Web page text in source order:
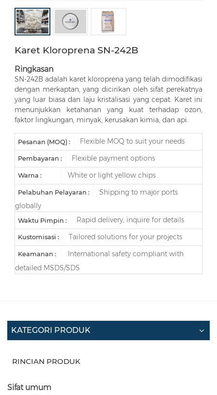
Karet Kloroprena SN-242B
Ringkasan
SN-242B adalah karet kloroprena yang telah dimodifikasi
dengan merkaptan, yang dicirikan oleh sifat perekatnya
yang luar biasa dan laju kristalisasi yang cepat. Karet ini
menunjukkan ketahanan yang kuat terhadap ozon,
faktor lingkungan, minyak, kerusakan kimia, dan api.
Pesanan (MOQ) : Flexible MOQ to suit your needs
Pembayaran : Flexible payment options
Warna : White or light yellow chips
Pelabuhan Pelayaran :
Shipping to major ports
globally
Waktu Pimpin : Rapid delivery, inquire for details
Kustomisasi : Tailored solutions for your projects
Keamanan :
International safety compliant with
detailed MSDS/SDS
KATEGORI PRODUK
RINCIAN PRODUK
Sifat umum